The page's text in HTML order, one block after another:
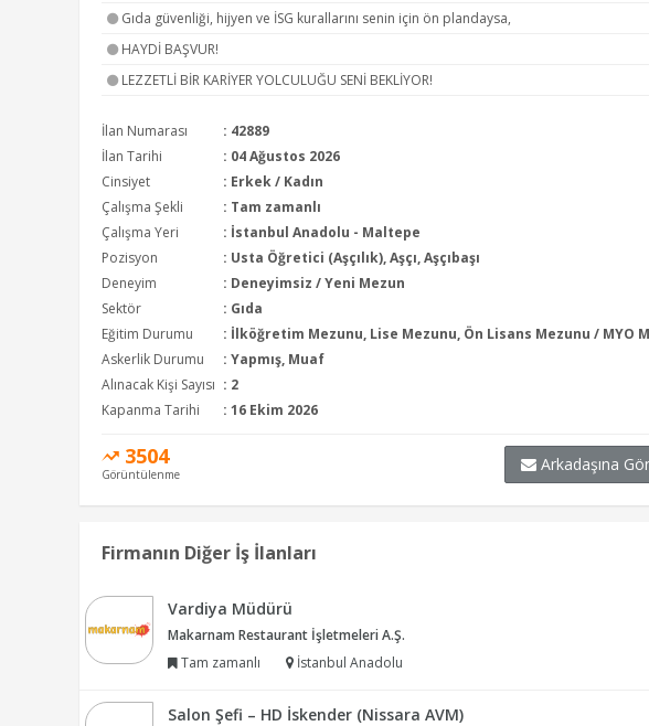
Gıda güvenliği, hijyen ve İSG kurallarını senin için ön plandaysa,
HAYDİ BAŞVUR!
LEZZETLİ BİR KARİYER YOLCULUĞU SENİ BEKLİYOR!
İlan Numarası
: 42889
İlan Tarihi
: 04 Ağustos 2026
Cinsiyet
: Erkek / Kadın
Çalışma Şekli
: Tam zamanlı
Çalışma Yeri
: İstanbul Anadolu - Maltepe
Pozisyon
: Usta Öğretici (Aşçılık), Aşçı, Aşçıbaşı
Deneyim
: Deneyimsiz / Yeni Mezun
Sektör
: Gıda
Eğitim Durumu
: İlköğretim Mezunu, Lise Mezunu, Ön Lisans Mezunu / MYO
Askerlik Durumu
: Yapmış, Muaf
Alınacak Kişi Sayısı : 2
Kapanma Tarihi
: 16 Ekim 2026
3504
Görüntülenme Arkadaşına
Firmanın Diğer İş İlanları
Vardiya Müdürü
Makarnam Restaurant İşletmeleri A.Ş.
Tam zamanlı
İstanbul Anadolu
Salon Şefi – HD İskender (Nissara AVM)